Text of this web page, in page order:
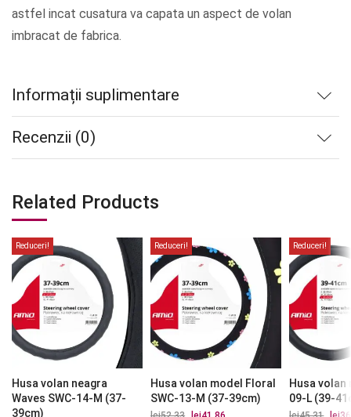
astfel incat cusatura va capata un aspect de volan
imbracat de fabrica.
Informații suplimentare
Recenzii (0)
Related Products
Reduceri!
Husa volan neagra
Waves SWC-14-M (37-
39cm)
Reduceri!
Husa volan model Floral
SWC-13-M (37-39cm)
Reduceri!
Husa volan
09-L (39-